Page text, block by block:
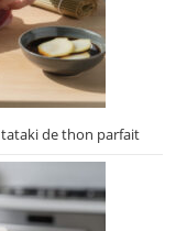
de thon parfait